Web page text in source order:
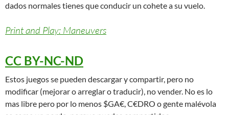
dados normales tienes que conducir un cohete a su vuelo.
Print and Play: Maneuvers
CC BY-NC-ND
Estos juegos se pueden descargar y compartir, pero no
modificar (mejorar o arreglar o traducir), no vender. No es lo
mas libre pero por lo menos $GA€, C€DRO o gente malévola